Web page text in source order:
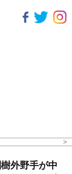
外野手が中